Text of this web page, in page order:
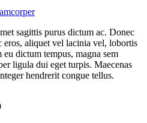
sagittis purus dictum ac. Donec
eros, aliquet vel lacinia vel, lobortis
dictum tempus, magna sem
ligula dui eget turpis. Maecenas
hendrerit congue tellus.